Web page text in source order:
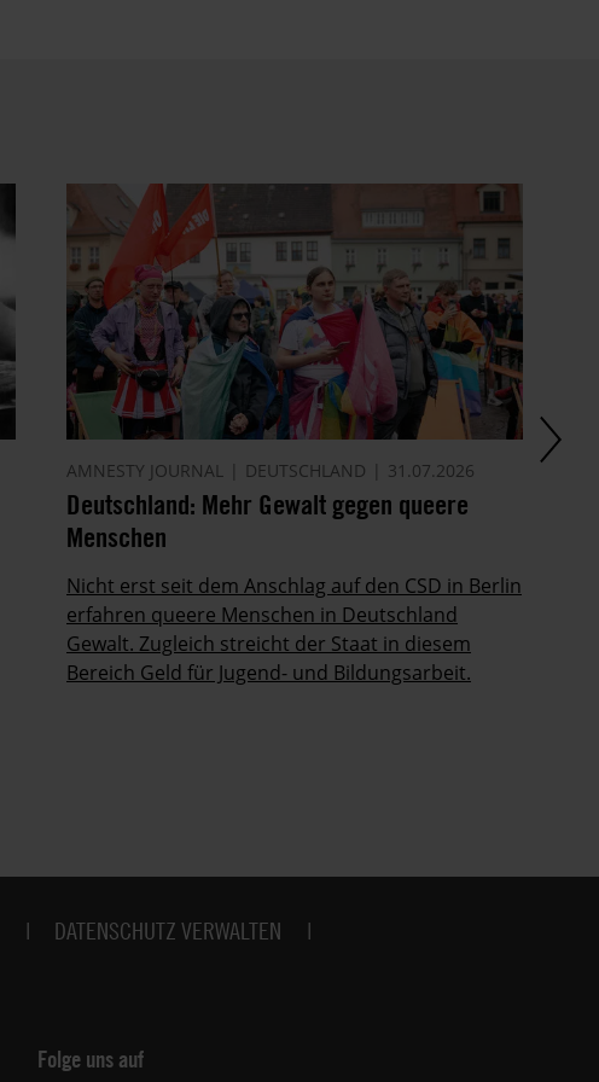
AMNESTY JOURNAL DEUTSCHLAND 31.07.2026
Deutschland: Mehr Gewalt gegen queere
Menschen
Nicht erst seit dem Anschlag auf den CSD in Berlin
erfahren queere Menschen in Deutschland
Gewalt. Zugleich streicht der Staat in diesem
Bereich Geld für Jugend- und Bildungsarbeit.
DATENSCHUTZ VERWALTEN
Folge uns auf